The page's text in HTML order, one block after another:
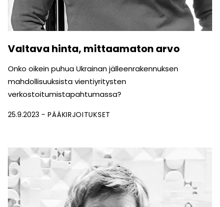
Valtava hinta, mittaamaton arvo
Onko oikein puhua Ukrainan jälleenrakennuksen
mahdolli­suuksista vientiyritysten
verkostoitumistapahtumassa?
25.9.2023 PÄÄKIRJOITUKSET